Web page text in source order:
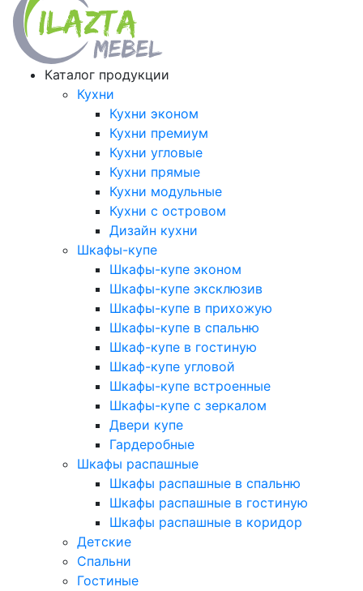
Каталог продукции
Кухни
Кухни эконом
Кухни премиум
Кухни угловые
Кухни прямые
Кухни модульные
Кухни с островом
Дизайн кухни
Шкафы-купе
Шкафы-купе эконом
Шкафы-купе эксклюзив
Шкафы-купе в прихожую
Шкафы-купе в спальню
Шкаф-купе в гостиную
Шкаф-купе угловой
Шкафы-купе встроенные
Шкафы-купе с зеркалом
Двери купе
Гардеробные
Шкафы распашные
Шкафы распашные в спальню
Шкафы распашные в гостиную
Шкафы распашные в коридор
Детские
Спальни
Гостиные